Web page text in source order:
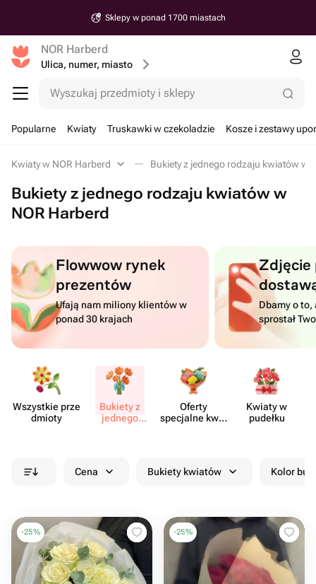
Sklepy w ponad 1700 miastach
NOR Harberd
Ulica, numer, miasto
Wyszukaj przedmioty i sklepy
Popularne Kwiaty Truskawki w czekoladzie Kosze i zestawy
Kwiaty w NOR Harberd Bukiety z jednego rodzaju kwiatów w
Bukiety z jednego rodzaju kwiatów w
NOR Harberd
Flowwow rynek
prezentów
Ufają nam miliony klientów w
ponad 30 krajach
Dbamy o to,
sprostał
Wszystkie prze​
dmioty
Bukiety z
jednego
Oferty
specjalne kwia​
Kwiaty w
pudełku
Cena Bukiety kwiatów Kolor
-25% -25%